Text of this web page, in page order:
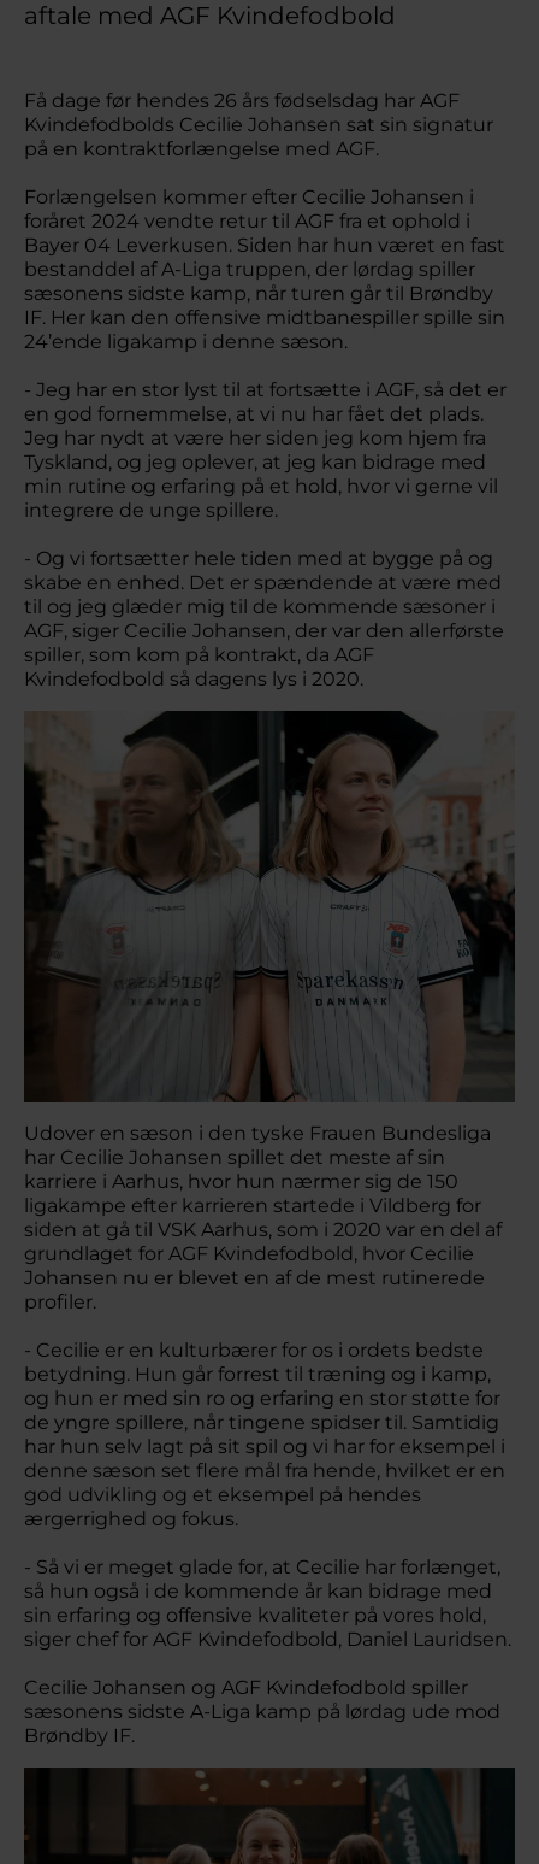
aftale med AGF Kvindefodbold
Få dage før hendes 26 års fødselsdag har AGF
Kvindefodbolds Cecilie Johansen sat sin signatur
på en kontraktforlængelse med AGF.
Forlængelsen kommer efter Cecilie Johansen i
foråret 2024 vendte retur til AGF fra et ophold i
Bayer 04 Leverkusen. Siden har hun været en fast
bestanddel af A-Liga truppen, der lørdag spiller
sæsonens sidste kamp, når turen går til Brøndby
IF. Her kan den offensive midtbanespiller spille sin
24’ende ligakamp i denne sæson.
- Jeg har en stor lyst til at fortsætte i AGF, så det er
en god fornemmelse, at vi nu har fået det plads.
Jeg har nydt at være her siden jeg kom hjem fra
Tyskland, og jeg oplever, at jeg kan bidrage med
min rutine og erfaring på et hold, hvor vi gerne vil
integrere de unge spillere.
- Og vi fortsætter hele tiden med at bygge på og
skabe en enhed. Det er spændende at være med
til og jeg glæder mig til de kommende sæsoner i
AGF, siger Cecilie Johansen, der var den allerførste
spiller, som kom på kontrakt, da AGF
Kvindefodbold så dagens lys i 2020.
Udover en sæson i den tyske Frauen Bundesliga
har Cecilie Johansen spillet det meste af sin
karriere i Aarhus, hvor hun nærmer sig de 150
ligakampe efter karrieren startede i Vildberg for
siden at gå til VSK Aarhus, som i 2020 var en del af
grundlaget for AGF Kvindefodbold, hvor Cecilie
Johansen nu er blevet en af de mest rutinerede
profiler.
- Cecilie er en kulturbærer for os i ordets bedste
betydning. Hun går forrest til træning og i kamp,
og hun er med sin ro og erfaring en stor støtte for
de yngre spillere, når tingene spidser til. Samtidig
har hun selv lagt på sit spil og vi har for eksempel i
denne sæson set flere mål fra hende, hvilket er en
god udvikling og et eksempel på hendes
ærgerrighed og fokus.
- Så vi er meget glade for, at Cecilie har forlænget,
så hun også i de kommende år kan bidrage med
sin erfaring og offensive kvaliteter på vores hold,
siger chef for AGF Kvindefodbold, Daniel Lauridsen.
Cecilie Johansen og AGF Kvindefodbold spiller
sæsonens sidste A-Liga kamp på lørdag ude mod
Brøndby IF.